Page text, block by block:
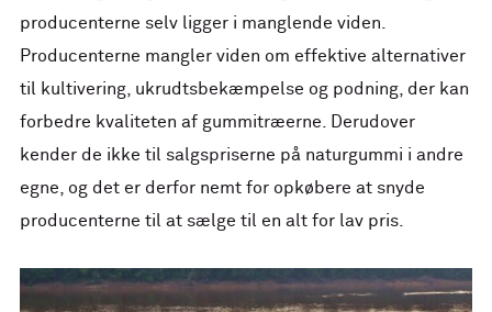
producenterne selv ligger i manglende viden.
Producenterne mangler viden om effektive alternativer
til kultivering, ukrudtsbekæmpelse og podning, der kan
forbedre kvaliteten af gummitræerne. Derudover
kender de ikke til salgspriserne på naturgummi i andre
egne, og det er derfor nemt for opkøbere at snyde
producenterne til at sælge til en alt for lav pris.